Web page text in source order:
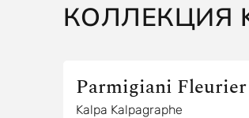
КОЛЛЕКЦИЯ
Parmigiani Fleurier
Kalpa Kalpagraphe